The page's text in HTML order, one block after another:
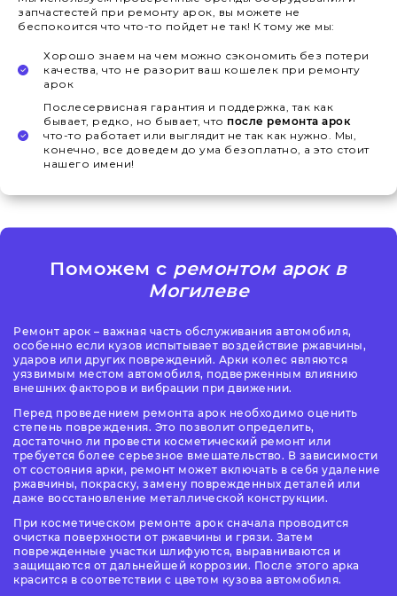
запчастестей при ремонту арок, вы можете не
беспокоится что что-то пойдет не так! К тому же мы:
Хорошо знаем на чем можно сэкономить без потери
качества, что не разорит ваш кошелек при ремонту
арок
Послесервисная гарантия и поддержка, так как
бывает, редко, но бывает, что после ремонта арок
что-то работает или выглядит не так как нужно. Мы,
конечно, все доведем до ума безоплатно, а это стоит
нашего имени!
Поможем с ремонтом арок в
Могилеве
Ремонт арок – важная часть обслуживания автомобиля,
особенно если кузов испытывает воздействие ржавчины,
ударов или других повреждений. Арки колес являются
уязвимым местом автомобиля, подверженным влиянию
внешних факторов и вибрации при движении.
Перед проведением ремонта арок необходимо оценить
степень повреждения. Это позволит определить,
достаточно ли провести косметический ремонт или
требуется более серьезное вмешательство. В зависимости
от состояния арки, ремонт может включать в себя удаление
ржавчины, покраску, замену поврежденных деталей или
даже восстановление металлической конструкции.
При косметическом ремонте арок сначала проводится
очистка поверхности от ржавчины и грязи. Затем
поврежденные участки шлифуются, выравниваются и
защищаются от дальнейшей коррозии. После этого арка
красится в соответствии с цветом кузова автомобиля.